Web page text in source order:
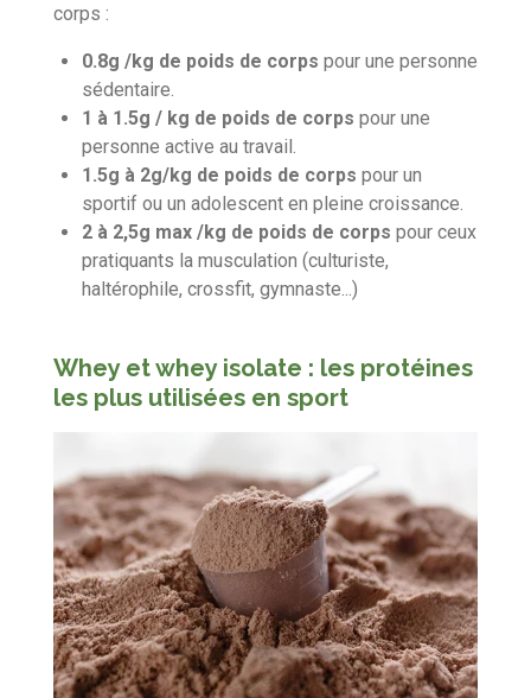
corps :
0.8g /kg de poids de corps pour une personne
sédentaire.
1 à 1.5g / kg de poids de corps pour une
personne active au travail.
1.5g à 2g/kg de poids de corps pour un
sportif ou un adolescent en pleine croissance.
2 à 2,5g max /kg de poids de corps pour ceux
pratiquants la musculation (culturiste,
haltérophile, crossfit, gymnaste...)
Whey et whey isolate : les protéines
les plus utilisées en sport